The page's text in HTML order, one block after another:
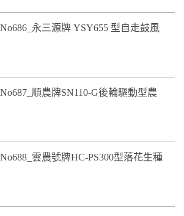
No686_永三源牌 YSY655 型自走鼓風
No687_順農牌SN110-G後輪驅動型農
No688_雲農號牌HC-PS300型落花生種